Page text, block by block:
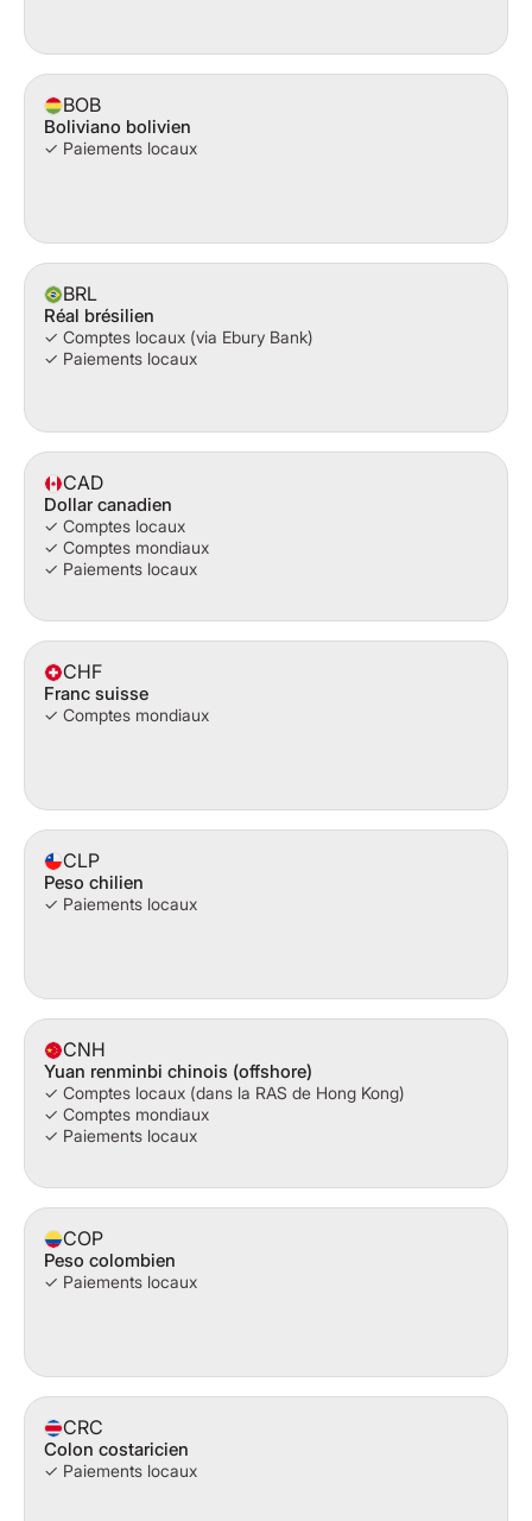
BOB
Boliviano bolivien
✓ Paiements locaux
BRL
Réal brésilien
✓ Comptes locaux (via Ebury Bank)
✓ Paiements locaux
CAD
Dollar canadien
✓ Comptes locaux
✓ Comptes mondiaux
✓ Paiements locaux
CHF
Franc suisse
✓ Comptes mondiaux
CLP
Peso chilien
✓ Paiements locaux
CNH
Yuan renminbi chinois (offshore)
✓ Comptes locaux (dans la RAS de Hong Kong)
✓ Comptes mondiaux
✓ Paiements locaux
COP
Peso colombien
✓ Paiements locaux
CRC
Colon costaricien
✓ Paiements locaux